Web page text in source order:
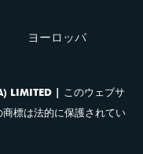
ヨーロッパ
LIMITED | このウェブサ
標は法的に保護されてい